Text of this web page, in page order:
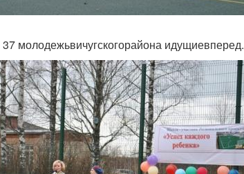
молодежьвичугскогорайона идущиевперед.